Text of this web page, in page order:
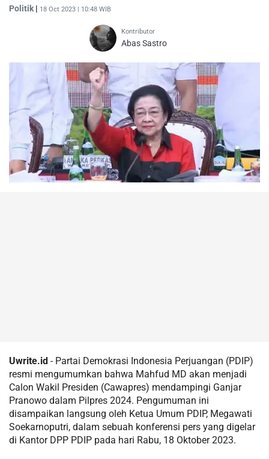
Politik | 18 Oct 2023 | 10:48 WIB
Kontributor
Abas Sastro
Uwrite.id - Partai Demokrasi Indonesia Perjuangan (PDIP)
resmi mengumumkan bahwa Mahfud MD akan menjadi
Calon Wakil Presiden (Cawapres) mendampingi Ganjar
Pranowo dalam Pilpres 2024. Pengumuman ini
disampaikan langsung oleh Ketua Umum PDIP, Megawati
Soekarnoputri, dalam sebuah konferensi pers yang digelar
di Kantor DPP PDIP pada hari Rabu, 18 Oktober 2023.